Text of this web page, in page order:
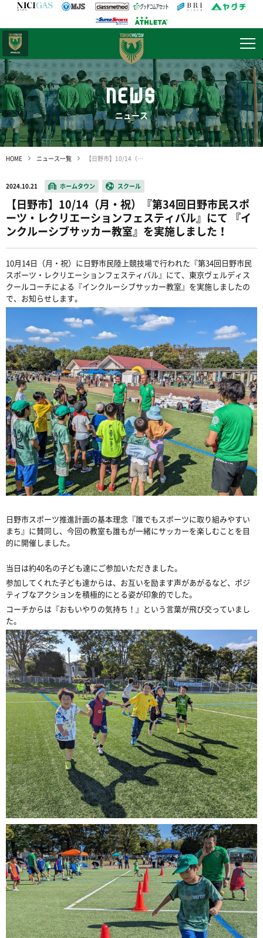
NEWS
ニュース
HOME ニュース一覧 【日野市】10/14（月・祝）『第34回日野市民スポーツ・レクリエーションフェスティバル』にて 『インクルーシブサッカー教室』を実施しました！
2024.10.21 ホームタウン スクール
【日野市】10/14（月・祝）『第34回日野市民スポ
ーツ・レクリエーションフェスティバル』にて 『イ
ンクルーシブサッカー教室』を実施しました！
10月14日（月・祝）に日野市民陸上競技場で行われた『第34回日野市民
スポーツ・レクリエーションフェスティバル』にて、東京ヴェルディス
クールコーチによる『インクルーシブサッカー教室』を実施しましたの
で、お知らせします。
日野市スポーツ推進計画の基本理念『誰でもスポーツに取り組みやすい
まち』に賛同し、今回の教室も誰もが一緒にサッカーを楽しむことを目
的に開催しました。
当日は約40名の子ども達にご参加いただきました。
参加してくれた子ども達からは、お互いを励ます声があがるなど、ポジ
ティブなアクションを積極的にとる姿が印象的でした。
コーチからは『おもいやりの気持ち！』という言葉が飛び交っていまし
た。